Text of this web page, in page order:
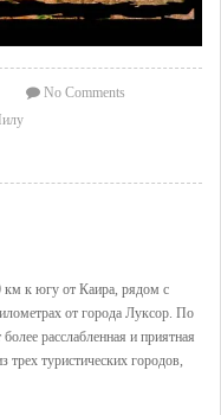
No Comments
км к югу от Каира, рядом с
от города Луксор. По
расслабленная и приятная
туристических городов,